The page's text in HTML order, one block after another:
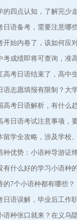
的四点认知，了解完少
日语备考，需要注意哪
开始内卷了，该如何应
考成绩即将可查询，准
高考日语结束了，高中
语志愿填报有限制？大
高考日语解析，有什么
考日语考试注意事项，
留学全攻略，涉及学校
种优势：小语种导游证
有什么好的学习小语种
的7个小语种都有哪些？
日语误解，毕业后工作
语种张口就来？在义乌